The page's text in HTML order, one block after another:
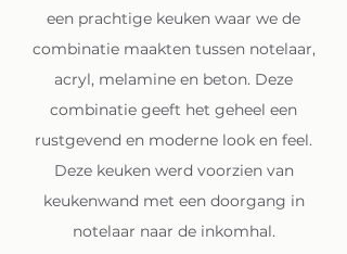
een prachtige keuken waar we de
combinatie maakten tussen notelaar,
acryl, melamine en beton. Deze
combinatie geeft het geheel een
rustgevend en moderne look en feel.
Deze keuken werd voorzien van
keukenwand met een doorgang in
notelaar naar de inkomhal.